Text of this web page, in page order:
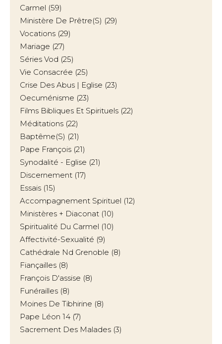
Carmel (59)
Ministère De Prêtre(s) (29)
Vocations (29)
Mariage (27)
Séries Vod (25)
Vie Consacrée (25)
Crise Des Abus | Eglise (23)
Oecuménisme (23)
Films Bibliques Et Spirituels (22)
Méditations (22)
Baptême(s) (21)
Pape François (21)
Synodalité - Eglise (21)
Discernement (17)
Essais (15)
Accompagnement Spirituel (12)
Ministères + Diaconat (10)
Spiritualité Du Carmel (10)
Affectivité-Sexualité (9)
Cathédrale Nd Grenoble (8)
Fiançailles (8)
François D'assise (8)
Funérailles (8)
Moines De Tibhirine (8)
Pape Léon 14 (7)
Sacrement Des Malades (3)